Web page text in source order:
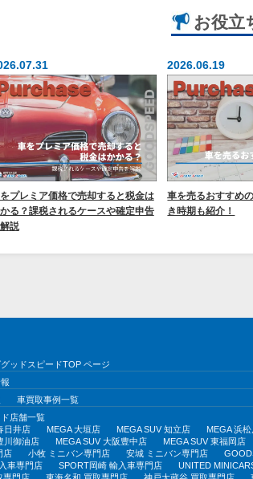
お役立
プレミア価格で売却すると税金は
る？課税されるケースや確定申告
説
2026.06.19
車を売るおすすめ
き時期も紹介！
ッドスピードTOP ページ
車買取事例一覧
店舗一覧
日井店
MEGA 大垣店 MEGA SUV 知立店 MEGA 浜松
川御油店
MEGA SUV 大阪豊中店 MEGA SUV 東福岡店
店
小牧 ミニバン専門店 安城 ミニバン専門店
車専門店
SPORT岡崎 輸入車専門店
UNITED